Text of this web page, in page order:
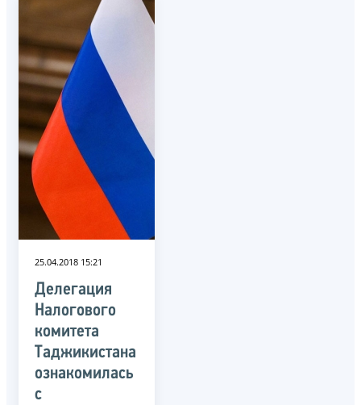
25.04.2018 15:21
Делегация
Налогового
комитета
Таджикистана
ознакомилась
с